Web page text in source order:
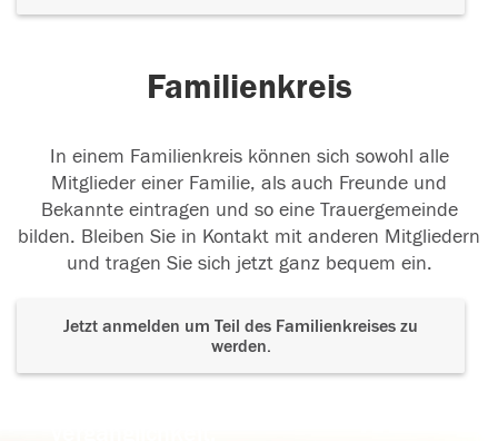
Familienkreis
In einem Familienkreis können sich sowohl alle
Mitglieder einer Familie, als auch Freunde und
Bekannte eintragen und so eine Trauergemeinde
bilden. Bleiben Sie in Kontakt mit anderen Mitgliedern
und tragen Sie sich jetzt ganz bequem ein.
Jetzt anmelden um Teil des Familienkreises zu
werden.